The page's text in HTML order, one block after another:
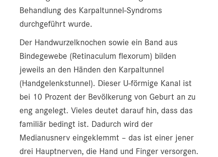
Behandlung des Karpaltunnel-Syndroms
durchgeführt wurde.
Der Handwurzelknochen sowie ein Band aus
Bindegewebe (Retinaculum flexorum) bilden
jeweils an den Händen den Karpaltunnel
(Handgelenkstunnel). Dieser U-förmige Kanal ist
bei 10 Prozent der Bevölkerung von Geburt an zu
eng angelegt. Vieles deutet darauf hin, dass das
familiär bedingt ist. Dadurch wird der
Medianusnerv eingeklemmt – das ist einer jener
drei Hauptnerven, die Hand und Finger versorgen.